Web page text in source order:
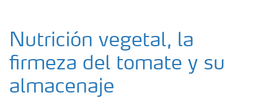
Nutrición vegetal, la
firmeza del tomate y su
almacenaje